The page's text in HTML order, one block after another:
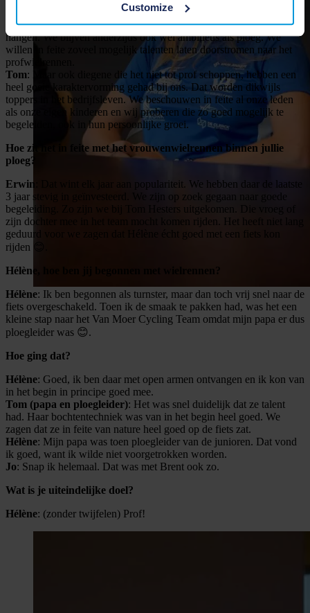
Customize
doorzettingsvermogen, … Als ze fouten maken, of wanneer het
even wat minder gaat, motiveren we hen om het “kopje” niet te laten
hangen. We blijven anderzijds ook wel ambitieus als ploeg. We
willen in feite zoveel mogelijk talenten laten doorstromen naar het
profwielrennen.
Tom: Maar ook diegene die het niet tot prof schoppen, hebben een
heel goeie karaktervorming gehad bij ons. Dat worden dikwijls
toppers in het bedrijfsleven. We beschouwen in feite al onze leden
als onze eigen kinderen en wij proberen die zo goed mogelijk te
begeleiden, ook in hun persoonlijke groei.
Hoe zit het in feite met het vrouwenwielrennen binnen jullie
ploeg?
Erwin
: Dat wint elk jaar aan populariteit. We hebben daar de laatste
3 jaar stevig in geïnvesteerd. We zijn op zoek gegaan naar goede
begeleiding. Zo zijn we bij Tom Hesters uitgekomen. Die vroeg of
zijn dochter mee in het team mocht komen rijden. Het heeft niet lang
geduurd voor we zagen dat Hélène écht goed met een fiets kon
rijden 😊.
Hélène, hoe ben jij begonnen met wielrennen?
Hélène: Ik ben begonnen als turnster, maar dan toch vrij snel naar de
fiets overgeschakeld. Toen ik de smaak te pakken had, was het een
kleine stap naar het Van Moer Cycling Team omdat mijn papa er dus
ploegleider was 😊.
Hoe ging dat?
Hélène: Goed, ik ben daar met open armen ontvangen en ik kon van
in het begin in principe goed mee.
Tom (papa en ploegleider): Het was snel duidelijk dat ze talent
had. Haar bochtentechniek was van in het begin heel goed. We
zagen dat ze in feite van nature heel goed op de fiets zat.
Hélène: Mijn papa was toen ploegleider van de junioren. Dat vond
ik goed, want ik wilde niet voorgetrokken worden.
Jo: Snap ik helemaal. Dat was met Brent ook zo.
Wat is je uiteindelijke doel?
Hélène: (zonder twijfelen) Prof!